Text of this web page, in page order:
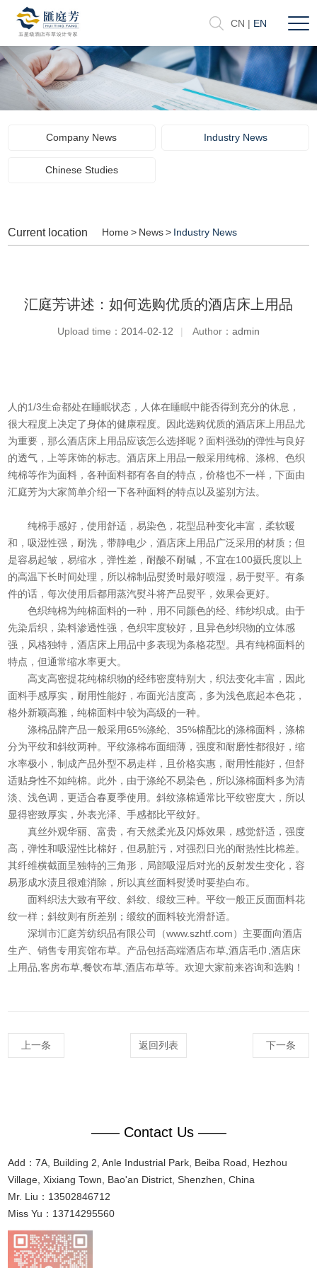
CN | EN
Company News Industry News
Chinese Studies
Current location Home > News > Industry News
汇庭芳讲述：如何选购优质的酒店床上用品
Upload time： 2014-02-12 | Author： admin
人的1/3生命都处在睡眠状态，人体在睡眠中能否得到充分的休息，
很大程度上决定了身体的健康程度。因此选购优质的酒店床上用品尤
为重要，那么酒店床上用品应该怎么选择呢？面料强劲的弹性与良好
的透气，上等床饰的标志。酒店床上用品一般采用纯棉、涤棉、色织
纯棉等作为面料，各种面料都有各自的特点，价格也不一样，下面由
汇庭芳为大家简单介绍一下各种面料的特点以及鉴别方法。
纯棉手感好，使用舒适，易染色，花型品种变化丰富，柔软暖
和，吸湿性强，耐洗，带静电少，酒店床上用品广泛采用的材质；但
是容易起皱，易缩水，弹性差，耐酸不耐碱，不宜在100摄氏度以上
的高温下长时间处理，所以棉制品熨烫时最好喷湿，易于熨平。有条
件的话，每次使用后都用蒸汽熨斗将产品熨平，效果会更好。
色织纯棉为纯棉面料的一种，用不同颜色的经、纬纱织成。由于
先染后织，染料渗透性强，色织牢度较好，且异色纱织物的立体感
强，风格独特，酒店床上用品中多表现为条格花型。具有纯棉面料的
特点，但通常缩水率更大。
高支高密提花纯棉织物的经纬密度特别大，织法变化丰富，因此
面料手感厚实，耐用性能好，布面光洁度高，多为浅色底起本色花，
格外新颖高雅，纯棉面料中较为高级的一种。
涤棉品牌产品一般采用65%涤纶、35%棉配比的涤棉面料，涤棉
分为平纹和斜纹两种。平纹涤棉布面细薄，强度和耐磨性都很好，缩
水率极小，制成产品外型不易走样，且价格实惠，耐用性能好，但舒
适贴身性不如纯棉。此外，由于涤纶不易染色，所以涤棉面料多为清
淡、浅色调，更适合春夏季使用。斜纹涤棉通常比平纹密度大，所以
显得密致厚实，外表光泽、手感都比平纹好。
真丝外观华丽、富贵，有天然柔光及闪烁效果，感觉舒适，强度
高，弹性和吸湿性比棉好，但易脏污，对强烈日光的耐热性比棉差。
其纤维横截面呈独特的三角形，局部吸湿后对光的反射发生变化，容
易形成水渍且很难消除，所以真丝面料熨烫时要垫白布。
面料织法大致有平纹、斜纹、缎纹三种。平纹一般正反面面料花
纹一样；斜纹则有所差别；缎纹的面料较光滑舒适。
深圳市汇庭芳纺织品有限公司（www.szhtf.com）主要面向酒店
生产、销售专用宾馆布草。产品包括高端酒店布草,酒店毛巾,酒店床
上用品,客房布草,餐饮布草,酒店布草等。欢迎大家前来咨询和选购！
上一条 返回列表 下一条
—— Contact Us ——
Add：7A, Building 2, Anle Industrial Park, Beiba Road, Hezhou
Village, Xixiang Town, Bao'an District, Shenzhen, China
Mr. Liu：13502846712
Miss Yu：13714295560